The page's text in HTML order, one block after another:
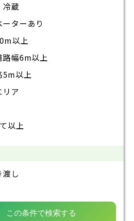
冷蔵
ターあり
以上
路幅6m以上
5m以上
リア
以上
し